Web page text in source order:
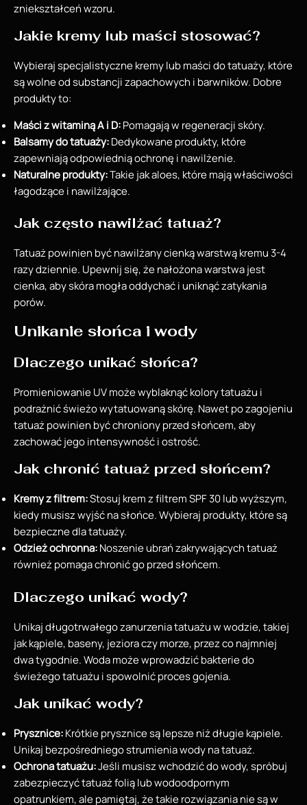
zniekształceń wzoru.
Jakie kremy lub maści stosować?
Wybieraj specjalistyczne kremy lub maści do tatuaży, które
są wolne od substancji zapachowych i barwników. Dobre
produkty to:
Maści z witaminą A i D:Pomagają w regeneracji skóry.
Balsamy do tatuaży:Dedykowane produkty, które
zapewniają odpowiednią ochronę i nawilżenie.
Naturalne produkty:Takie jak aloes, które mają właściwości
łagodzące i nawilżające.
Jak często nawilżać tatuaż?
Tatuaż powinien być nawilżany cienką warstwą kremu 3-4
razy dziennie. Upewnij się, że nałożona warstwa jest
cienka, aby skóra mogła oddychać i uniknąć zatykania
porów.
Unikanie słońca i wody
Dlaczego unikać słońca?
Promieniowanie UV może wyblaknąć kolory tatuażu i
podrażnić świeżo wytatuowaną skórę. Nawet po zagojeniu
tatuaż powinien być chroniony przed słońcem, aby
zachować jego intensywność i ostrość.
Jak chronić tatuaż przed słońcem?
Kremy z filtrem:Stosuj krem z filtrem SPF 30 lub wyższym,
kiedy musisz wyjść na słońce. Wybieraj produkty, które są
bezpieczne dla tatuaży.
Odzież ochronna:Noszenie ubrań zakrywających tatuaż
również pomaga chronić go przed słońcem.
Dlaczego unikać wody?
Unikaj długotrwałego zanurzenia tatuażu w wodzie, takiej
jak kąpiele, baseny, jeziora czy morze, przez co najmniej
dwa tygodnie. Woda może wprowadzić bakterie do
świeżego tatuażu i spowolnić proces gojenia.
Jak unikać wody?
Prysznice:Krótkie prysznice są lepsze niż długie kąpiele.
Unikaj bezpośredniego strumienia wody na tatuaż.
Ochrona tatuażu:Jeśli musisz wchodzić do wody, spróbuj
zabezpieczyć tatuaż folią lub wodoodpornym
opatrunkiem, ale pamiętaj, że takie rozwiązania nie są w